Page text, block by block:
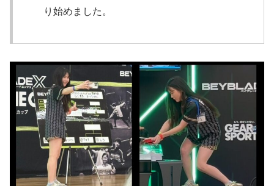
り始めました。